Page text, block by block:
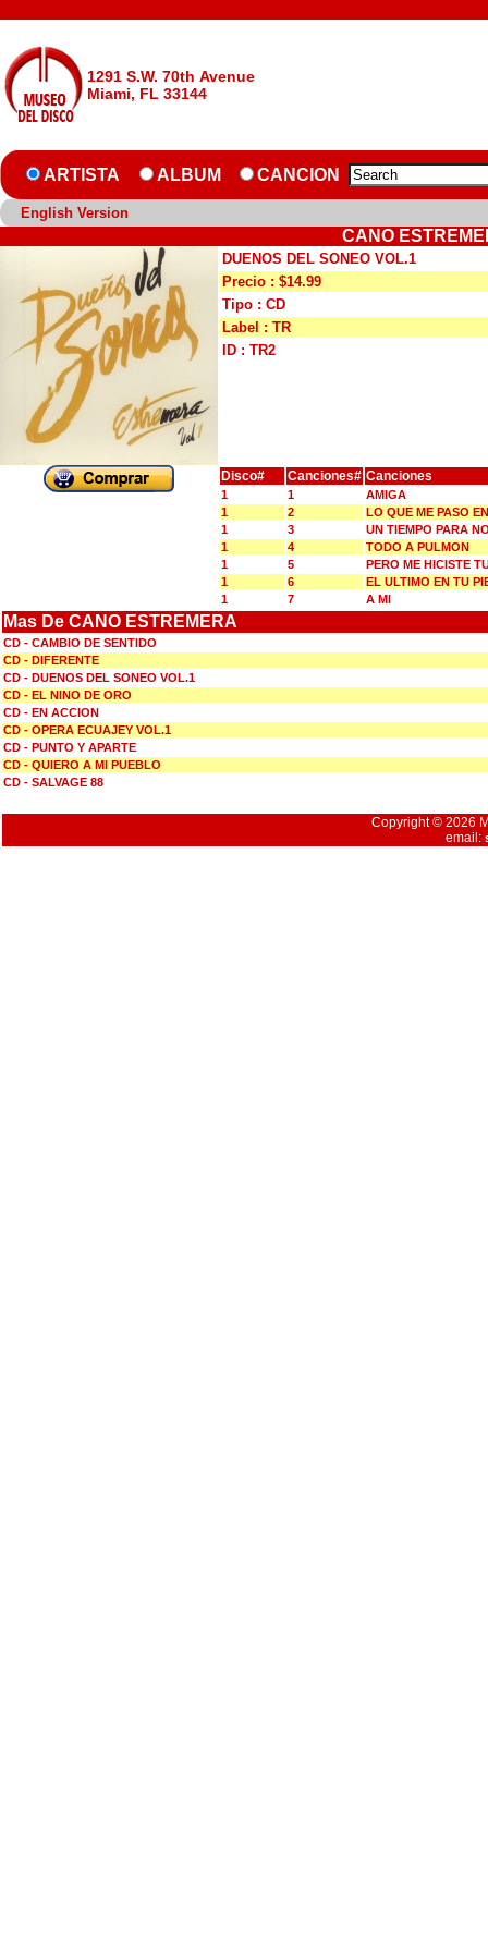
1291 S.W. 70th Avenue
Miami, FL 33144
ARTISTA ALBUM CANCION
English Version
CANO
DUENOS DEL SONEO VOL.1
Precio : $14.99
Tipo : CD
Label : TR
ID : TR2
Disco# Canciones# Canciones
1 1
AMIGA
1
2
LO QUE ME PASO
1
3
UN TIEMPO PARA
1
4
TODO A PULMON
1
5
PERO ME HICISTE
1
6
EL ULTIMO EN TU
1
7 A MI
Mas De CANO ESTREMERA
CD - CAMBIO DE SENTIDO
CD - DIFERENTE
CD - DUENOS DEL SONEO VOL.1
CD - EL NINO DE ORO
CD - EN ACCION
CD - OPERA ECUAJEY VOL.1
CD - PUNTO Y APARTE
CD - QUIERO A MI PUEBLO
CD - SALVAGE 88
Copyright © 2026
email: